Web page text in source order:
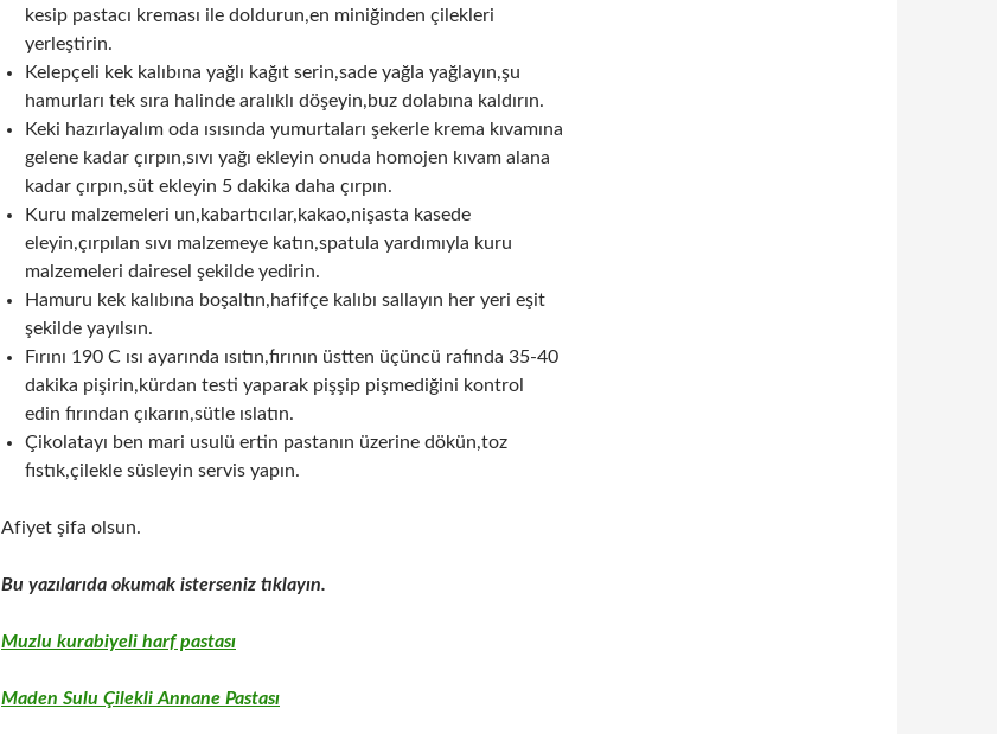
kesip pastacı kreması ile doldurun,en miniğinden çilekleri
yerleştirin.
Kelepçeli kek kalıbına yağlı kağıt serin,sade yağla yağlayın,şu
hamurları tek sıra halinde aralıklı döşeyin,buz dolabına kaldırın.
Keki hazırlayalım oda ısısında yumurtaları şekerle krema kıvamına
gelene kadar çırpın,sıvı yağı ekleyin onuda homojen kıvam alana
kadar çırpın,süt ekleyin 5 dakika daha çırpın.
Kuru malzemeleri un,kabartıcılar,kakao,nişasta kasede
eleyin,çırpılan sıvı malzemeye katın,spatula yardımıyla kuru
malzemeleri dairesel şekilde yedirin.
Hamuru kek kalıbına boşaltın,hafifçe kalıbı sallayın her yeri eşit
şekilde yayılsın.
Fırını 190 C ısı ayarında ısıtın,fırının üstten üçüncü rafında 35-40
dakika pişirin,kürdan testi yaparak pişşip pişmediğini kontrol
edin fırından çıkarın,sütle ıslatın.
Çikolatayı ben mari usulü ertin pastanın üzerine dökün,toz
fıstık,çilekle süsleyin servis yapın.
Afiyet şifa olsun.
Bu yazılarıda okumak isterseniz tıklayın.
Muzlu kurabiyeli harf pastası
Maden Sulu Çilekli Annane Pastası